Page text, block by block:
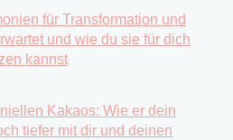
für Transformation und
und wie du sie für dich
kannst
Kakaos: Wie er dein
tiefer mit dir und deinen